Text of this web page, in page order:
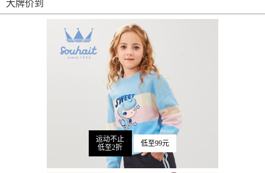
大牌价到
运动不止
低至2折
低至99元